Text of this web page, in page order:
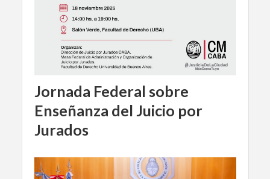
Jornada Federal sobre
Enseñanza del Juicio por
Jurados